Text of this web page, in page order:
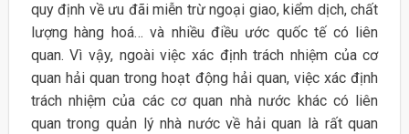
quy định về ưu đãi miễn trừ ngoại giao, kiểm dịch, chất
lượng hàng hoá… và nhiều điều ước quốc tế có liên
quan. Vì vậy, ngoài việc xác định trách nhiệm của cơ
quan hải quan trong hoạt động hải quan, việc xác định
trách nhiệm của các cơ quan nhà nước khác có liên
quan trong quản lý nhà nước về hải quan là rất quan